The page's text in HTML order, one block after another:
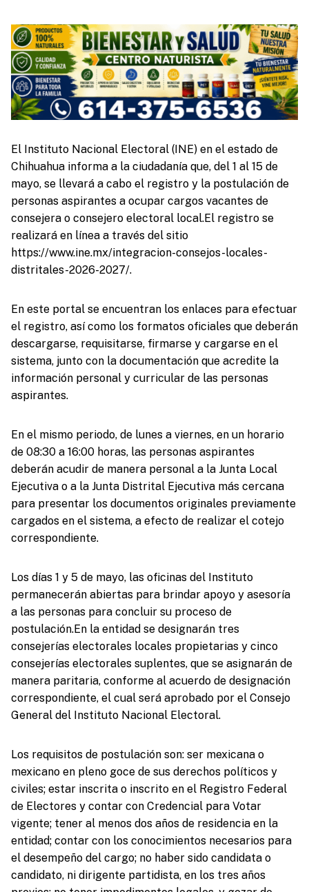
El Instituto Nacional Electoral (INE) en el estado de
Chihuahua informa a la ciudadanía que, del 1 al 15 de
mayo, se llevará a cabo el registro y la postulación de
personas aspirantes a ocupar cargos vacantes de
consejera o consejero electoral local.El registro se
realizará en línea a través del sitio
https://www.ine.mx/integracion-consejos-locales-
distritales-2026-2027/.
En este portal se encuentran los enlaces para efectuar
el registro, así como los formatos oficiales que deberán
descargarse, requisitarse, firmarse y cargarse en el
sistema, junto con la documentación que acredite la
información personal y curricular de las personas
aspirantes.
En el mismo periodo, de lunes a viernes, en un horario
de 08:30 a 16:00 horas, las personas aspirantes
deberán acudir de manera personal a la Junta Local
Ejecutiva o a la Junta Distrital Ejecutiva más cercana
para presentar los documentos originales previamente
cargados en el sistema, a efecto de realizar el cotejo
correspondiente.
Los días 1 y 5 de mayo, las oficinas del Instituto
permanecerán abiertas para brindar apoyo y asesoría
a las personas para concluir su proceso de
postulación.En la entidad se designarán tres
consejerías electorales locales propietarias y cinco
consejerías electorales suplentes, que se asignarán de
manera paritaria, conforme al acuerdo de designación
correspondiente, el cual será aprobado por el Consejo
General del Instituto Nacional Electoral.
Los requisitos de postulación son: ser mexicana o
mexicano en pleno goce de sus derechos políticos y
civiles; estar inscrita o inscrito en el Registro Federal
de Electores y contar con Credencial para Votar
vigente; tener al menos dos años de residencia en la
entidad; contar con los conocimientos necesarios para
el desempeño del cargo; no haber sido candidata o
candidato, ni dirigente partidista, en los tres años